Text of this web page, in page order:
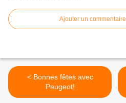
Ajouter un commentaire
< Bonnes fêtes avec
Peugeot!